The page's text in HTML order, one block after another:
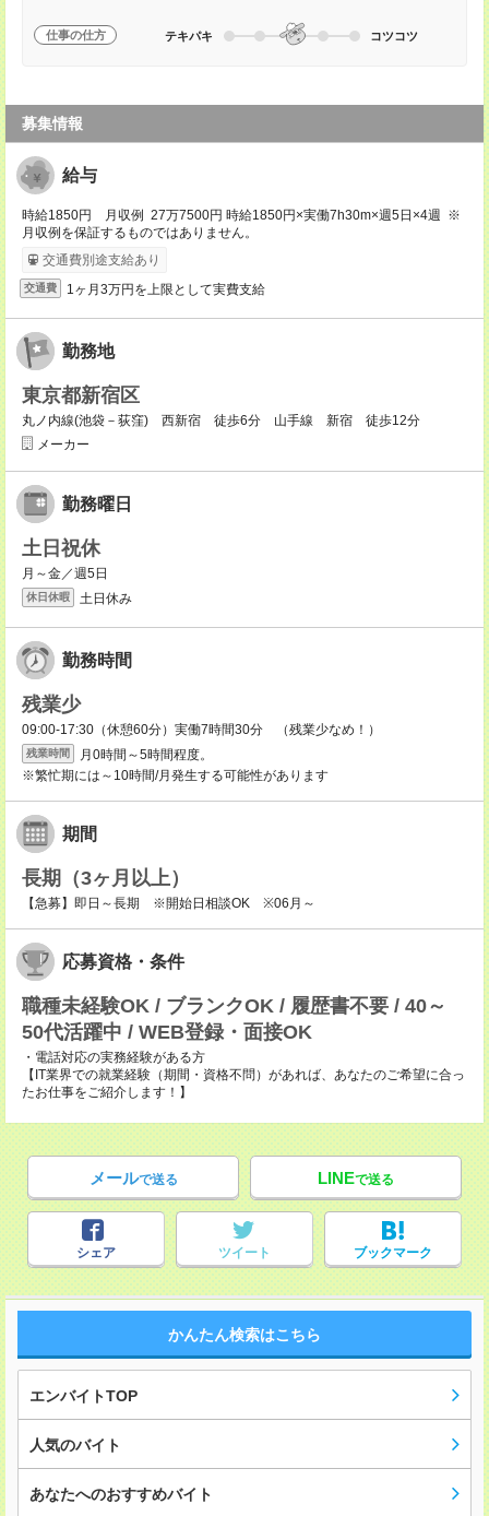
仕事の仕方 テキパキ コツコツ
募集情報
給与
時給1850円 月収例 27万7500円 時給1850円×実働7h30m×週5日×4週 ※
月収例を保証するものではありません。
交通費別途支給あり
交通費 1ヶ月3万円を上限として実費支給
勤務地
東京都新宿区
丸ノ内線(池袋－荻窪) 西新宿 徒歩6分 山手線 新宿 徒歩12分
メーカー
勤務曜日
土日祝休
月～金／週5日
休日休暇 土日休み
勤務時間
残業少
09:00-17:30（休憩60分）実働7時間30分 （残業少なめ！）
残業時間
月0時間～5時間程度。
※繁忙期には～10時間/月発生する可能性があります
期間
長期（3ヶ月以上）
【急募】即日～長期 ※開始日相談OK ※06月～
応募資格・条件
職種未経験OK / ブランクOK / 履歴書不要 / 40～
50代活躍中 / WEB登録・面接OK
・電話対応の実務経験がある方
【IT業界での就業経験（期間・資格不問）があれば、あなたのご希望に合っ
たお仕事をご紹介します！】
メールで送る LINEで送る
シェア ツイート ブックマーク
かんたん検索はこちら
エンバイトTOP
人気のバイト
あなたへのおすすめバイト